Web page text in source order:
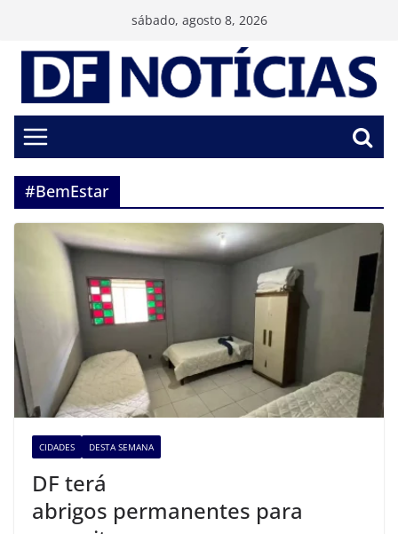
conteúdo
sábado, agosto 8, 2026
#BemEstar
CIDADES DESTA SEMANA
DF terá
abrigos permanentes para